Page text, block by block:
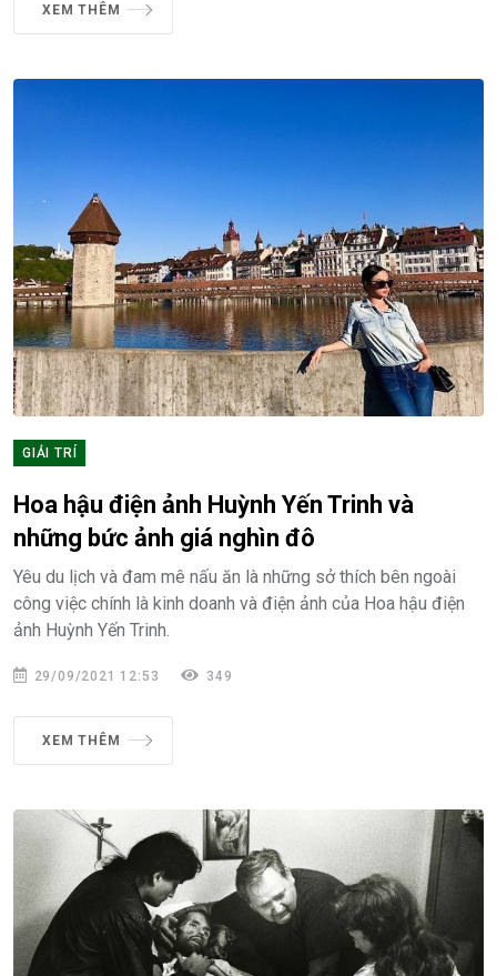
XEM THÊM
GIẢI TRÍ
Hoa hậu điện ảnh Huỳnh Yến Trinh và
những bức ảnh giá nghìn đô
Yêu du lịch và đam mê nấu ăn là những sở thích bên ngoài
công việc chính là kinh doanh và điện ảnh của Hoa hậu điện
ảnh Huỳnh Yến Trinh.
29/09/2021 12:53 349
XEM THÊM